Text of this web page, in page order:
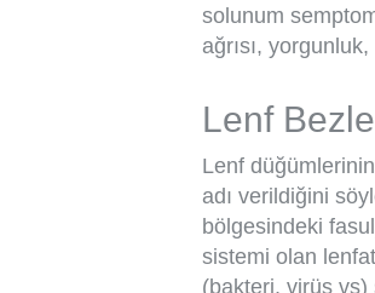
solunum
ağrısı,
Lenf
Lenf
adı verildiğini
bölgesindeki
sistemi olan
(bakteri, virüs vs)